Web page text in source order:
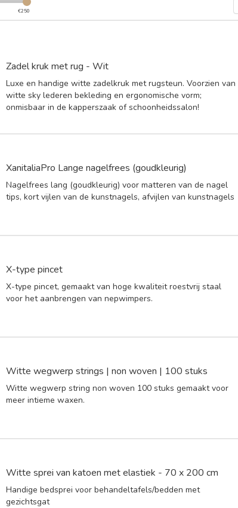
€250
Zadel kruk met rug - Wit
Luxe en handige witte zadelkruk met rugsteun. Voorzien van
witte sky lederen bekleding en ergonomische vorm;
onmisbaar in de kapperszaak of schoonheidssalon!
XanitaliaPro Lange nagelfrees (goudkleurig)
Nagelfrees lang (goudkleurig) voor matteren van de nagel
tips, kort vijlen van de kunstnagels, afvijlen van kunstnagels
X-type pincet
X-type pincet, gemaakt van hoge kwaliteit roestvrij staal
voor het aanbrengen van nepwimpers.
Witte wegwerp strings | non woven | 100 stuks
Witte wegwerp string non woven 100 stuks gemaakt voor
meer intieme waxen.
Witte sprei van katoen met elastiek - 70 x 200 cm
Handige bedsprei voor behandeltafels/bedden met
gezichtsgat